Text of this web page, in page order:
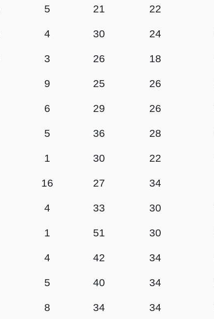
5 21 22
4 30 24
3 26 18
9 25 26
6 29 26
5 36 28
1 30 22
16 27 34
4 33 30
1 51 30
4 42 34
5 40 34
8 34 34